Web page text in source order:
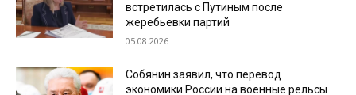
встретилась с Путиным после
жеребьевки партий
05.08.2026
Собянин заявил, что перевод
экономики России на военные рельсы